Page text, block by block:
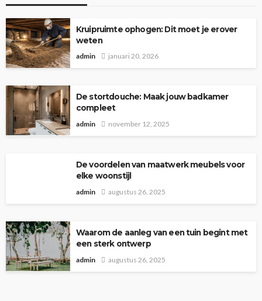
Kruipruimte ophogen: Dit moet je erover
weten
admin januari 20, 2026
De stortdouche: Maak jouw badkamer
compleet
admin november 12, 2025
De voordelen van maatwerk meubels voor
elke woonstijl
admin augustus 26, 2025
Waarom de aanleg van een tuin begint met
een sterk ontwerp
admin augustus 26, 2025